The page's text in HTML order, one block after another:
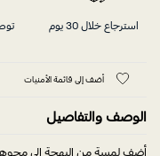
استرجاع خلال 30 يوم
أضف إلى قائمة الأمنيات
الوصف والتفاصيل
أضف لمسة من البهجة إلى